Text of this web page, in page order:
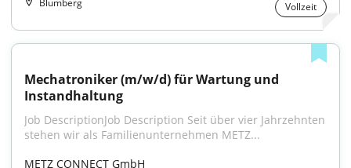
Blumberg Vollzeit
Mechatroniker (m/w/d) für Wartung und
Instandhaltung
Job DescriptionJob Description Seit über vier Jahrzehnten
stehen wir als Familien­unter­nehmen METZ...
METZ CONNECT GmbH